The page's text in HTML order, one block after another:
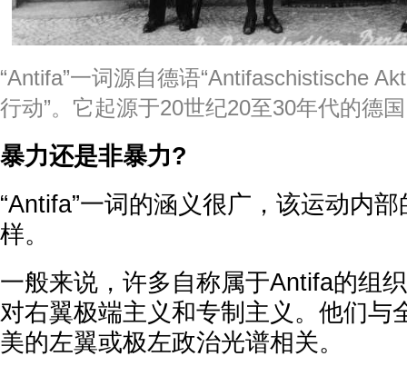
“Antifa”一词源自德语“Antifaschistische
行动”。它起源于20世纪20至30年代的德
暴力还是非暴力?
“Antifa”一词的涵义很广，该运动内
样。
一般来说，许多自称属于Antifa的组
对右翼极端主义和专制主义。他们与
美的左翼或极左政治光谱相关。